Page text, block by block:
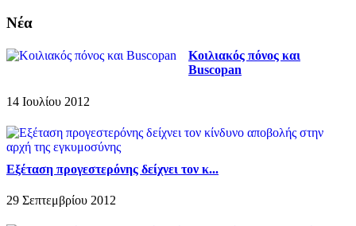
Νέα
Κοιλιακός πόνος και
Buscopan
14 Ιουλίου 2012
Εξέταση προγεστερόνης δείχνει τον κ...
29 Σεπτεμβρίου 2012